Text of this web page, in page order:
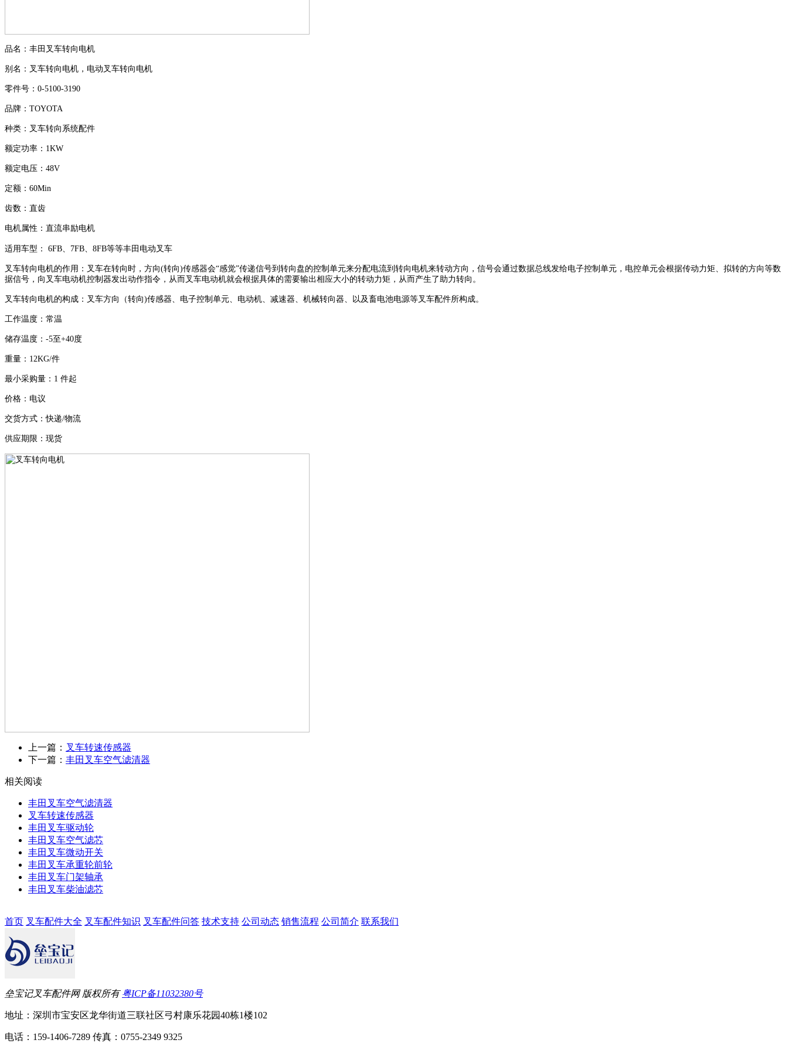
品名：丰田叉车转向电机
别名：叉车转向电机，电动叉车转向电机
零件号： 0-5100-3190
品牌： TOYOTA
种类：叉车转向系统配件
额定功率： 1KW
额定电压： 48V
定额： 60Min
齿数：直齿
电机属性：直流串励电机
适用车型： 6FB 7FB 8FB等等丰田电动叉车
叉车转向电机的作用： 叉车在转向时，方向(转向)传感器会“感觉”传递信号到转向盘的控制单元来分配电流到转向电机来转动方向， 信号会通过数据总线发给电子控制单元，电控单元会根据传动力矩、拟转的方向等数
据信号，向叉车电动机控制器发出动作指令，从而叉车电动机就会根据具体的需要输出相应大小的转动力矩，从而产生了助力转向。
叉车转向电机的构成： 叉车方向（转向)传感器、电子控制单元、电动机、减速器、机械转向器、以及畜电池电源等叉车配件所构成。
工作温度：常温
储存温度： -5至+40度
重量： 12KG/件
最小采购量： 1 件起
价格：电议
交货方式：快递/物流
供应期限：现货
上一篇： 叉车转速传感器
下一篇： 丰田叉车空气滤清器
相关阅读
丰田叉车空气滤清器
叉车转速传感器
丰田叉车驱动轮
丰田叉车空气滤芯
丰田叉车微动开关
丰田叉车承重轮前轮
丰田叉车门架轴承
丰田叉车柴油滤芯
首页 叉车配件大全 叉车配件知识 叉车配件问答 技术支持 公司动态 销售流程 公司简介 联系我们
垒宝记叉车配件网 版权所有粤ICP备11032380号
地址：深圳市宝安区龙华街道三联社区弓村康乐花园40栋1楼102
电话：159-1406-7289 传真：0755-2349 9325